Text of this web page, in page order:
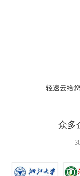
轻速云给
众多